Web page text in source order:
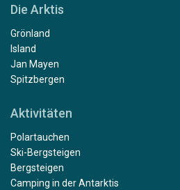
Die Arktis
Grönland
Island
Jan Mayen
Spitzbergen
Aktivitäten
Polartauchen
Ski-Bergsteigen
Bergsteigen
Camping in der Antarktis